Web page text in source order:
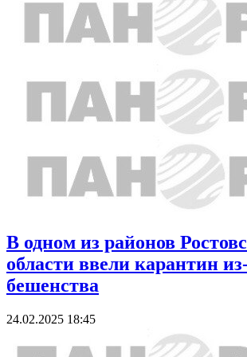
В одном из районов
области ввели карантин
бешенства
24.02.2025 18:45